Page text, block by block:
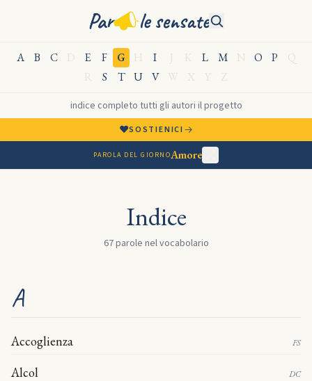
Par le sensate
A B C D E F G H I J K L M N O P
Q
R
S T U V W X Y Z
indice completo tutti gli autori il progetto
♥SOSTIENICI→
PAROLA DEL GIORNOAmore
Indice
67 parole nel vocabolario
A
Accoglienza FS
Alcol DC